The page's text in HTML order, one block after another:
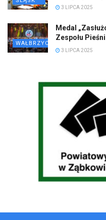
3 LIPCA 2025
WAŁBRZYCH
Medal
Zespołu
3 LIPCA 2025